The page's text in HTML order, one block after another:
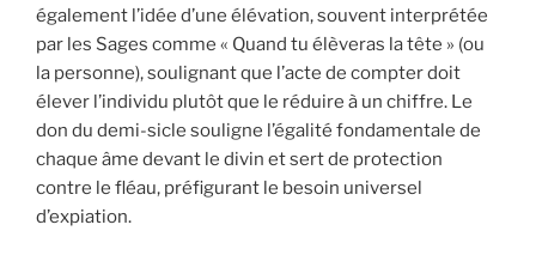
également l’idée d’une élévation, souvent interprétée
par les Sages comme « Quand tu élèveras la tête » (ou
la personne), soulignant que l’acte de compter doit
élever l’individu plutôt que le réduire à un chiffre. Le
don du demi-sicle souligne l’égalité fondamentale de
chaque âme devant le divin et sert de protection
contre le fléau, préfigurant le besoin universel
d’expiation.